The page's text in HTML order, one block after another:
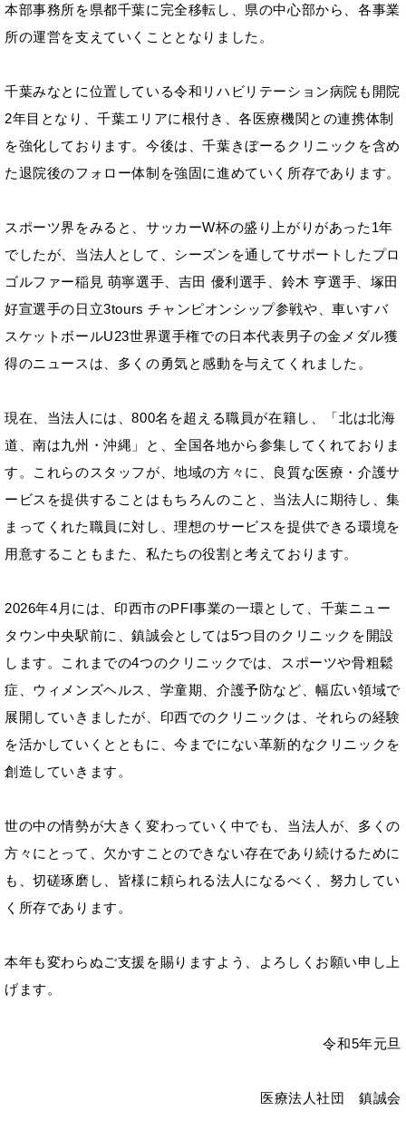
本部事務所を県都千葉に完全移転し、県の中心部から、各事業
所の運営を支えていくこととなりました。
千葉みなとに位置している令和リハビリテーション病院も開院
2年目となり、千葉エリアに根付き、各医療機関との連携体制
を強化しております。今後は、千葉きぼーるクリニックを含め
た退院後のフォロー体制を強固に進めていく所存であります。
スポーツ界をみると、サッカーW杯の盛り上がりがあった1年
でしたが、当法人として、シーズンを通してサポートしたプロ
ゴルファー稲見 萌寧選手、吉田 優利選手、鈴木 亨選手、塚田
好宣選手の日立3tours チャンピオンシップ参戦や、車いすバ
スケットボールU23世界選手権での日本代表男子の金メダル獲
得のニュースは、多くの勇気と感動を与えてくれました。
現在、当法人には、800名を超える職員が在籍し、「北は北海
道、南は九州・沖縄」と、全国各地から参集してくれておりま
す。これらのスタッフが、地域の方々に、良質な医療・介護サ
ービスを提供することはもちろんのこと、当法人に期待し、集
まってくれた職員に対し、理想のサービスを提供できる環境を
用意することもまた、私たちの役割と考えております。
2026年4月には、印西市のPFI事業の一環として、千葉ニュー
タウン中央駅前に、鎮誠会としては5つ目のクリニックを開設
します。これまでの4つのクリニックでは、スポーツや骨粗鬆
症、ウィメンズヘルス、学童期、介護予防など、幅広い領域で
展開していきましたが、印西でのクリニックは、それらの経験
を活かしていくとともに、今までにない革新的なクリニックを
創造していきます。
世の中の情勢が大きく変わっていく中でも、当法人が、多くの
方々にとって、欠かすことのできない存在であり続けるために
も、切磋琢磨し、皆様に頼られる法人になるべく、努力してい
く所存であります。
本年も変わらぬご支援を賜りますよう、よろしくお願い申し上
げます。
令和5年元旦
医療法人社団 鎮誠会